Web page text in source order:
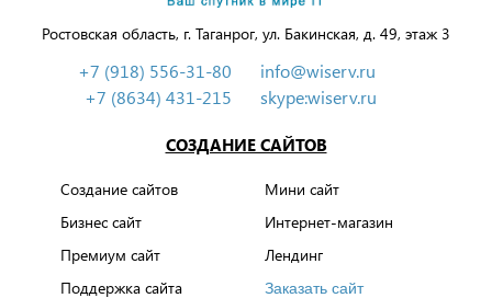
Ростовская область, г. Таганрог, ул. Бакинская, д. 49, этаж 3
+7 (918) 556-31-80
+7 (8634) 431-215
info@wiserv.ru
skype:wiserv.ru
СОЗДАНИЕ САЙТОВ
Создание сайтов
Мини сайт
Бизнес сайт
Интернет-магазин
Премиум сайт
Лендинг
Поддержка сайта
Заказать сайт